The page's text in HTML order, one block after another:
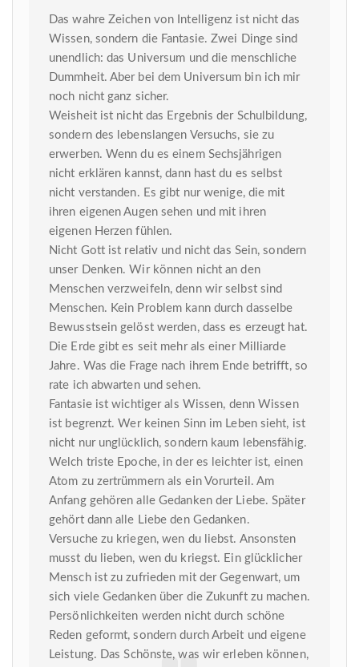
Das wahre Zeichen von Intelligenz ist nicht das
Wissen, sondern die Fantasie. Zwei Dinge sind
unendlich: das Universum und die menschliche
Dummheit. Aber bei dem Universum bin ich mir
noch nicht ganz sicher.
Weisheit ist nicht das Ergebnis der Schulbildung,
sondern des lebenslangen Versuchs, sie zu
erwerben. Wenn du es einem Sechsjährigen
nicht erklären kannst, dann hast du es selbst
nicht verstanden. Es gibt nur wenige, die mit
ihren eigenen Augen sehen und mit ihren
eigenen Herzen fühlen.
Nicht Gott ist relativ und nicht das Sein, sondern
unser Denken. Wir können nicht an den
Menschen verzweifeln, denn wir selbst sind
Menschen. Kein Problem kann durch dasselbe
Bewusstsein gelöst werden, dass es erzeugt hat.
Die Erde gibt es seit mehr als einer Milliarde
Jahre. Was die Frage nach ihrem Ende betrifft, so
rate ich abwarten und sehen.
Fantasie ist wichtiger als Wissen, denn Wissen
ist begrenzt. Wer keinen Sinn im Leben sieht, ist
nicht nur unglücklich, sondern kaum lebensfähig.
Welch triste Epoche, in der es leichter ist, einen
Atom zu zertrümmern als ein Vorurteil. Am
Anfang gehören alle Gedanken der Liebe. Später
gehört dann alle Liebe den Gedanken.
Versuche zu kriegen, wen du liebst. Ansonsten
musst du lieben, wen du kriegst. Ein glücklicher
Mensch ist zu zufrieden mit der Gegenwart, um
sich viele Gedanken über die Zukunft zu machen.
Persönlichkeiten werden nicht durch schöne
Reden geformt, sondern durch Arbeit und eigene
Leistung. Das Schönste, was wir erleben können,